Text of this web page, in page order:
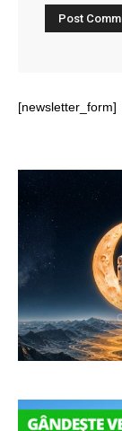
[newsletter_form]